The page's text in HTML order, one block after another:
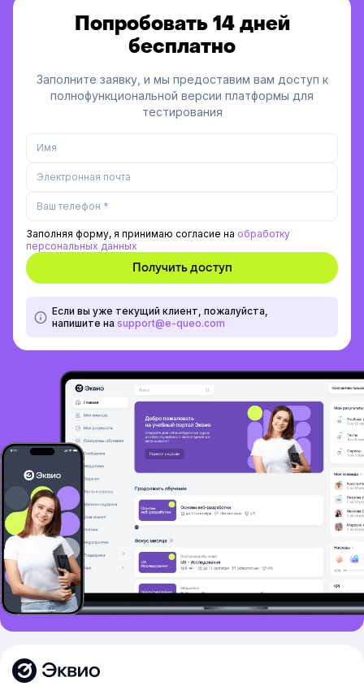
Попробовать 14 дней
бесплатно
Заполните заявку, и мы предоставим вам доступ к
полнофункциональной версии платформы для
тестирования
Заполняя форму, я принимаю согласие на обработку
персональных данных
Если вы уже текущий клиент, пожалуйста,
напишите на support@e-queo.com